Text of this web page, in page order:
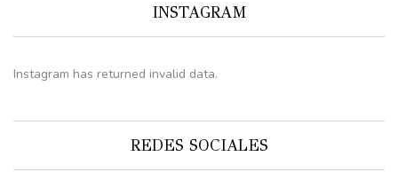
INSTAGRAM
Instagram has returned invalid data.
REDES SOCIALES